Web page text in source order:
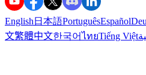
English 日本語PortuguêsEspañol
文繁體中文한국어ไทยTiếng Việt